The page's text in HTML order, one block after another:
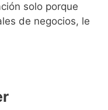
solo porque
de negocios, le